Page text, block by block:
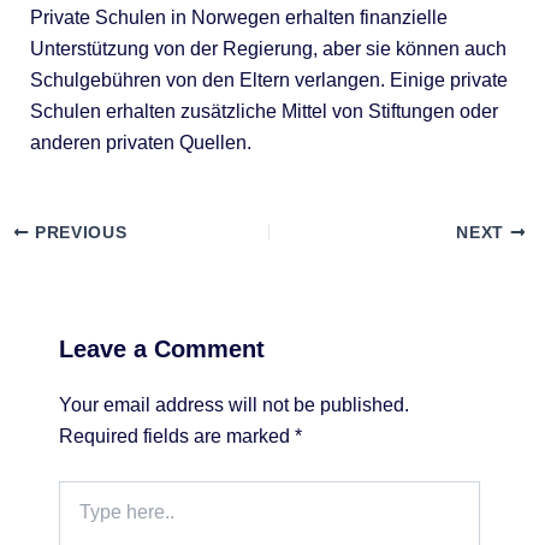
Private Schulen in Norwegen erhalten finanzielle
Unterstützung von der Regierung, aber sie können auch
Schulgebühren von den Eltern verlangen. Einige private
Schulen erhalten zusätzliche Mittel von Stiftungen oder
anderen privaten Quellen.
PREVIOUS NEXT
Leave a Comment
Your email address will not be published.
Required fields are marked *
here..